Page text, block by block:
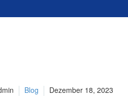
Blog Dezember 18, 2023